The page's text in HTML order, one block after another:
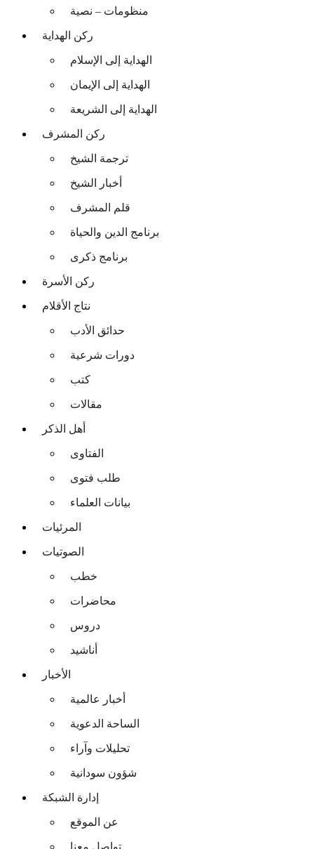
منظومات – نصية
ركن الهداية
الهداية إلى الإسلام
الهداية إلى الإيمان
الهداية إلى الشريعة
ركن المشرف
ترجمة الشيخ
أخبار الشيخ
قلم المشرف
برنامج الدين والحياة
برنامج ذكرى
ركن الأسرة
نتاج الأقلام
حدائق الأدب
دورات شرعية
كتب
مقالات
أهل الذكر
الفتاوى
طلب فتوى
بيانات العلماء
المرئيات
الصوتيات
خطب
محاضرات
دروس
أناشيد
الأخبار
أخبار عالمية
الساحة الدعوية
تحليلات وآراء
شؤون سودانية
إدارة الشبكة
عن الموقع
تواصل معنا